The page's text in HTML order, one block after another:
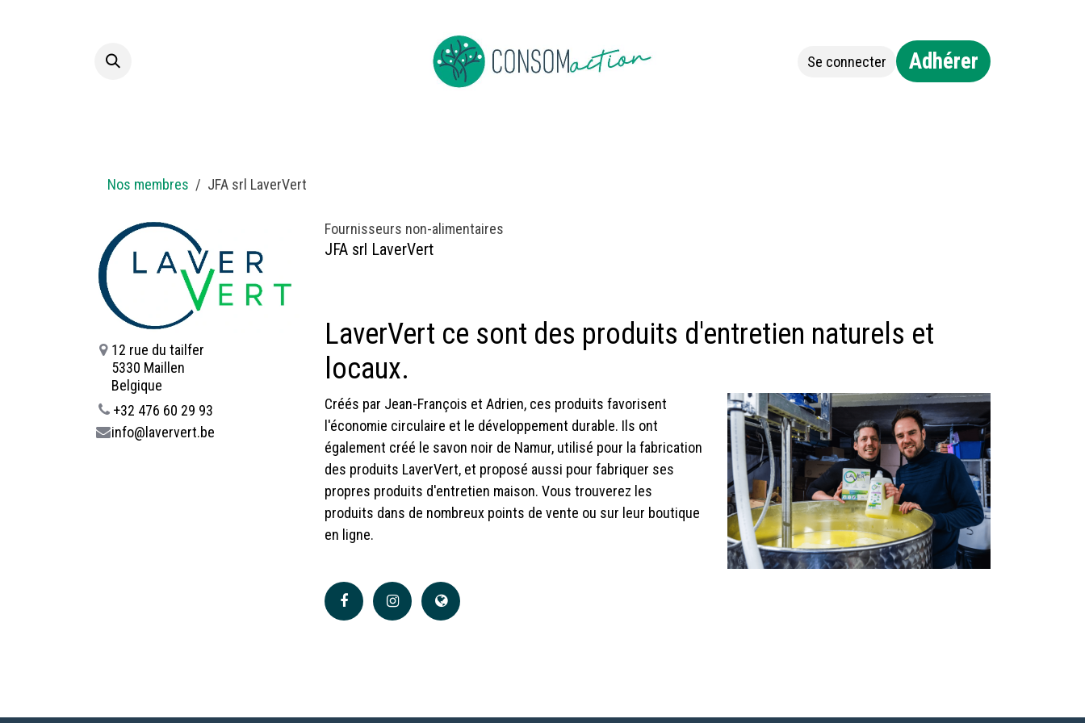
Se connecter Adhérer
Nos membres JFA srl LaverVert
12 rue du tailfer
5330 Maillen
Belgique
+32 476 60 29 93
info@laververt.be
Fournisseurs non-alimentaires
JFA srl LaverVert
LaverVert ce sont des produits d'entretien naturels et
locaux.
Créés par Jean-François et Adrien, ces produits favorisent
l'économie circulaire et le développement durable. Ils ont
également créé le savon noir de Namur, utilisé pour la fabrication
des produits LaverVert, et proposé aussi pour fabriquer ses
propres produits d'entretien maison. Vous trouverez les
produits dans de nombreux points de vente ou sur leur boutique
en ligne.